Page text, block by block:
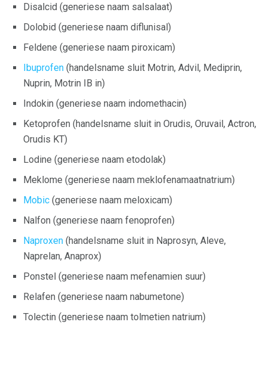
Disalcid (generiese naam salsalaat)
Dolobid (generiese naam diflunisal)
Feldene (generiese naam piroxicam)
Ibuprofen (handelsname sluit Motrin, Advil, Mediprin,
Nuprin, Motrin IB in)
Indokin (generiese naam indomethacin)
Ketoprofen (handelsname sluit in Orudis, Oruvail, Actron,
Orudis KT)
Lodine (generiese naam etodolak)
Meklome (generiese naam meklofenamaatnatrium)
Mobic (generiese naam meloxicam)
Nalfon (generiese naam fenoprofen)
Naproxen (handelsname sluit in Naprosyn, Aleve,
Naprelan, Anaprox)
Ponstel (generiese naam mefenamien suur)
Relafen (generiese naam nabumetone)
Tolectin (generiese naam tolmetien natrium)